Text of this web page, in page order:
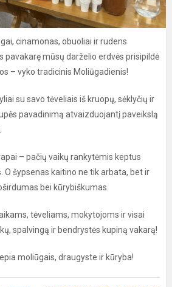
cinamonas, obuoliai ir rudens
pavakarę mūsų darželio erdvės prisipildė
– vyko tradicinis Moliūgadienis!
su savo tėveliais iš kruopų, sėklyčių ir
pavadinimą atvaizduojantį paveikslą
– pačių vaikų rankytėmis keptus
O šypsenas kaitino ne tik arbata, bet ir
bei kūrybiškumas.
tėveliams, mokytojoms ir visai
spalvingą ir bendrystės kupiną vakarą!
moliūgais, draugyste ir kūryba!